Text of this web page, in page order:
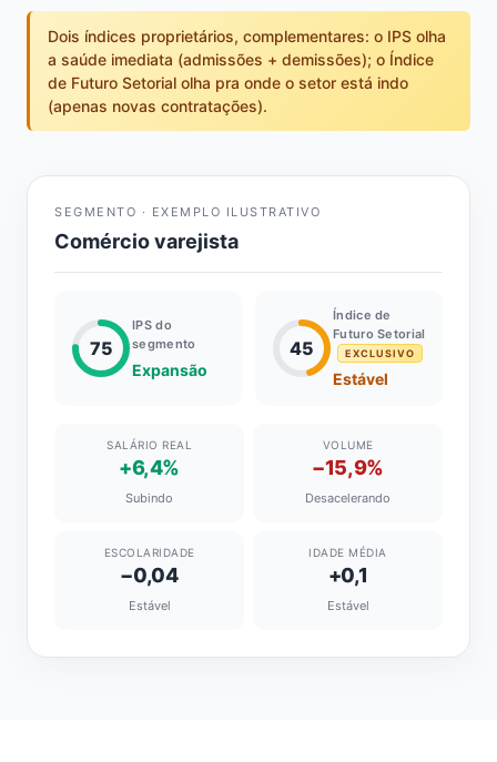
Dois índices proprietários, complementares: o IPS olha
a saúde imediata (admissões + demissões); o Índice
de Futuro Setorial olha pra onde o setor está indo
(apenas novas contratações).
SEGMENTO · EXEMPLO ILUSTRATIVO
Comércio varejista
75
IPS do
segmento
Expansão
45
Índice de
Futuro Setorial
EXCLUSIVO
Estável
SALÁRIO REAL
+6,4%
Subindo
VOLUME
−15,9%
Desacelerando
ESCOLARIDADE
−0,04
Estável
IDADE MÉDIA
+0,1
Estável